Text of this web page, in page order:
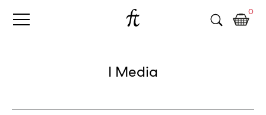
Fri
B
o
n
0
I Media